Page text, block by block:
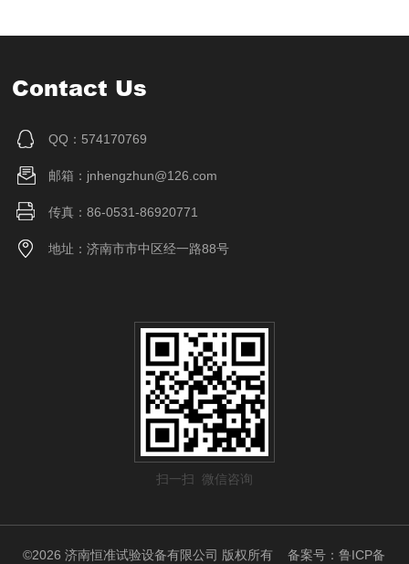
Contact Us
QQ：574170769
邮箱：jnhengzhun@126.com
传真：86-0531-86920771
地址：济南市市中区经一路88号
扫一扫 微信咨询
©2026 济南恒准试验设备有限公司 版权所有备案号：鲁ICP备